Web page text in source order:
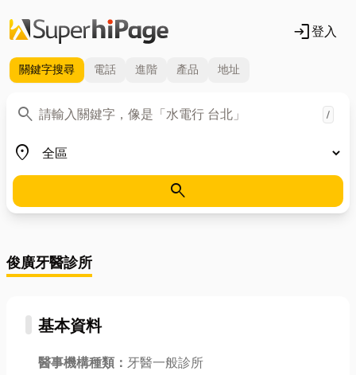
login登入
關鍵字搜尋 電話 進階 產品 地址
search
關鍵字 /
place
地區
search
俊廣牙醫診所
基本資料
醫事機構種類： 牙醫一般診所